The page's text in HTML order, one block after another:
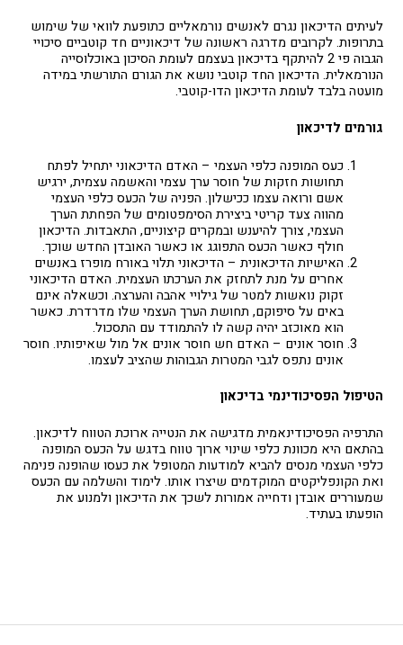
לעיתים הדיכאון נגרם לאנשים נורמאליים כתופעת לוואי של שימוש
בתרופות. לקרובים מדרגה ראשונה של דיכאוניים חד קוטביים סיכויי
הגבוה פי 2 להיתקף בדיכאון בעצמם לעומת הסיכון באוכלוסייה
הנורמאלית. הדיכאון החד קוטבי נושא את הגורם התורשתי במידה
מועטה בלבד לעומת הדיכאון הדו-קוטבי.
גורמים לדיכאון
כעס המופנה כלפי העצמי – האדם הדיכאוני יתחיל לפתח
תחושות חזקות של חוסר ערך עצמי והאשמה עצמית, ירגיש
אשם ורואה עצמו ככישלון. הפניה של הכעס כלפי העצמי
מהווה צעד קריטי ביצירת הסימפטומים של הפחתת הערך
העצמי, צורך להיענש ובמקרים קיצוניים, התאבדות. הדיכאון
חולף כאשר הכעס התפוגג או כאשר האובדן החדש שוכך.
האישיות הדיכאונית – הדיכאוני תלוי באורח מופרז באנשים
אחרים על מנת לתחזק את הערכתו העצמית. האדם הדיכאוני
זקוק נואשות למטר של גילויי אהבה והערצה. וכשאלה אינם
באים על סיפוקם, תחושת הערך העצמי שלו מדרדרת. כאשר
הוא מאוכזב יהיה קשה לו להתמודד עם התסכול.
חוסר אונים – האדם חש חוסר אונים אל מול שאיפותיו. חוסר
אונים נתפס לגבי המטרות הגבוהות שהציב לעצמו.
הטיפול הפסיכודינמי בדיכאון
התרפיה הפסיכודינאמית מדגישה את הנטייה ארוכת הטווח לדיכאון.
בהתאם היא מכוונת כלפי שינוי ארוך טווח בדגש על הכעס המופנה
כלפי העצמי מנסים להביא למודעות המטופל את כעסו שהופנה פנימה
ואת הקונפליקטים המוקדמים שיצרו אותו. לימוד והשלמה עם הכעס
שמעוררים אובדן ודחייה אמורות לשכך את הדיכאון ולמנוע את
הופעתו בעתיד.